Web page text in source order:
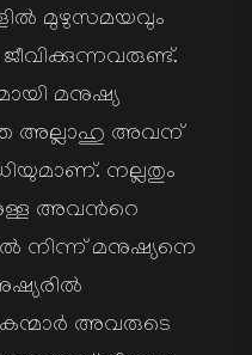
മുഴുസമയവും
ജീവിക്കുന്നവരുണ്ട്.
മനുഷ്യ
അല്ലാഹു അവന്
നല്ലതും
അവന്‍റെ
നിന്ന് മനുഷ്യനെ
അവരുടെ